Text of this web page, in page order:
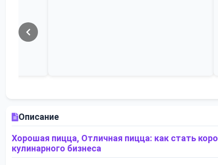
Описание
Хорошая пицца, Отличная пицца: как стать
кулинарного бизнеса